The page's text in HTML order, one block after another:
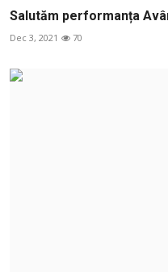
Salutăm performanța
Dec 3, 2021 70